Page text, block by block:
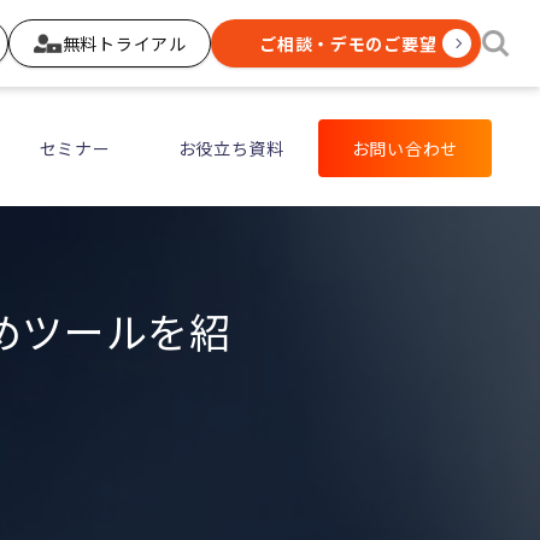
無料トライアル ご相談・デモのご要望
セミナー お役立ち資料 お問い合わせ
ツールを紹